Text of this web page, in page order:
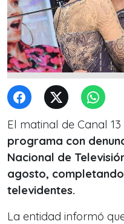
El matinal de Canal 13
programa con
Nacional de
agosto,
televidentes.
La entidad informó